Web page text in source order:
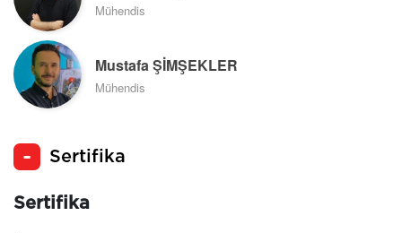
Mühendis
Mustafa ŞİMŞEKLER
Mühendis
Sertifika
Sertifika